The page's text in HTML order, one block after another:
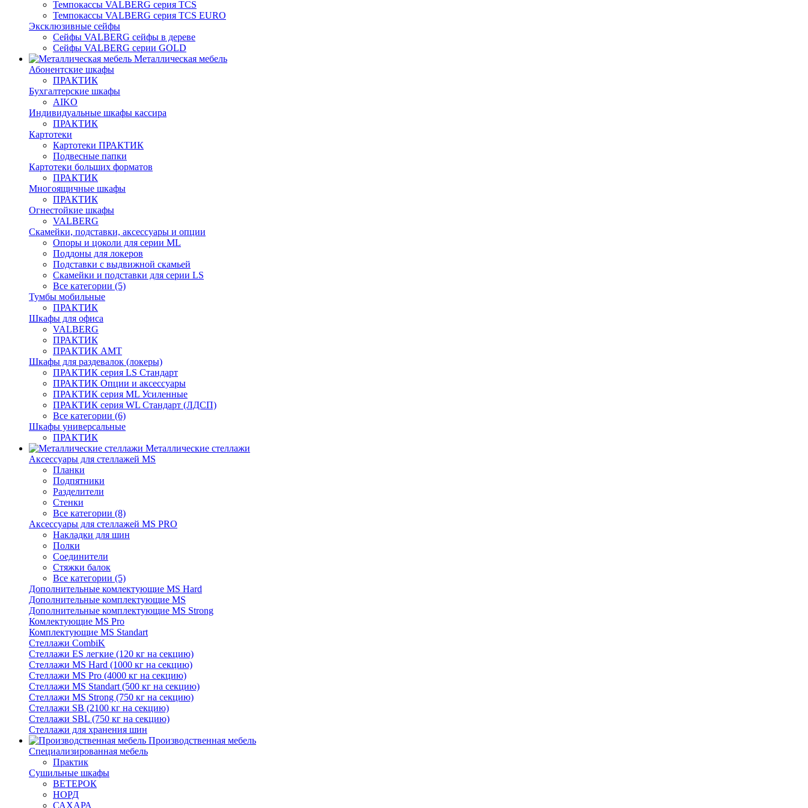
Темпокассы VALBERG серия TCS
Темпокассы VALBERG серия TCS EURO
Эксклюзивные сейфы
Сейфы VALBERG сейфы в дереве
Сейфы VALBERG серии GOLD
Металлическая мебель
Абонентские шкафы
ПРАКТИК
Бухгалтерские шкафы
AIKO
Индивидуальные шкафы кассира
ПРАКТИК
Картотеки
Картотеки ПРАКТИК
Подвесные папки
Картотеки больших форматов
ПРАКТИК
Многоящичные шкафы
ПРАКТИК
Огнестойкие шкафы
VALBERG
Скамейки, подставки, аксессуары и опции
Опоры и цоколи для серии ML
Поддоны для локеров
Подставки с выдвижной скамьей
Скамейки и подставки для серии LS
Все категории (5)
Тумбы мобильные
ПРАКТИК
Шкафы для офиса
VALBERG
ПРАКТИК
ПРАКТИК AMT
Шкафы для раздевалок (локеры)
ПРАКТИК cерия LS Стандарт
ПРАКТИК Опции и аксессуары
ПРАКТИК серия ML Усиленные
ПРАКТИК серия WL Стандарт (ЛДСП)
Все категории (6)
Шкафы универсальные
ПРАКТИК
Металлические стеллажи
Аксессуары для стеллажей MS
Планки
Подпятники
Разделители
Стенки
Все категории (8)
Аксессуары для стеллажей MS PRO
Накладки для шин
Полки
Соединители
Стяжки балок
Все категории (5)
Дополнительные комлектующие MS Hard
Дополнительные комплектующие MS
Дополнительные комплектующие MS Strong
Комлектующие MS Pro
Комплектующие MS Standart
Стеллажи CombiK
Стеллажи ES легкие (120 кг на секцию)
Стеллажи MS Hard (1000 кг на секцию)
Стеллажи MS Pro (4000 кг на секцию)
Стеллажи MS Standart (500 кг на секцию)
Стеллажи MS Strong (750 кг на секцию)
Стеллажи SB (2100 кг на секцию)
Стеллажи SBL (750 кг на секцию)
Стеллажи для хранения шин
Производственная мебель
Cпециализированная мебель
Практик
Cушильные шкафы
ВЕТЕРОК
НОРД
САХАРА